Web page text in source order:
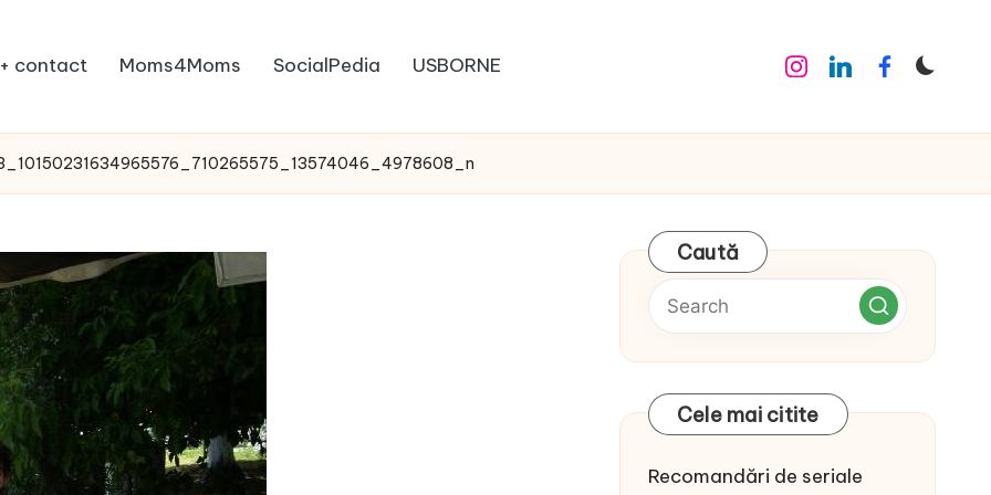
contact Moms4Moms SocialPedia USBORNE Instagram
LinkedinFacebook
Caută
Cele mai citite
Recomandări de seriale